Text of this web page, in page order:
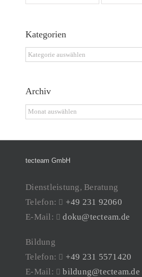
Kategorien
Kategorien
Archiv
Archiv
tecteam GmbH
Dienstleistung, Beratung
Telefon:
+49 231 92060
E-Mail:
doku@tecteam.de
Bildung
Telefon:
+49 231 5571420
E-Mail:
bildung@tecteam.de